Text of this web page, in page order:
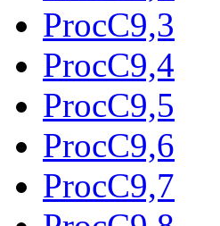
ProcC9,3
ProcC9,4
ProcC9,5
ProcC9,6
ProcC9,7